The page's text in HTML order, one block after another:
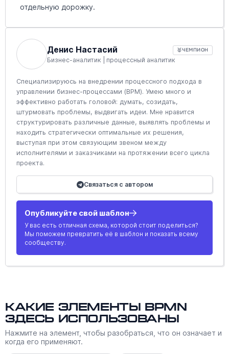
отдельную дорожку.
Денис Настасий 🥇ЧЕМПИОН
Бизнес-аналитик | процессный аналитик
Специализируюсь на внедрении процессного подхода в
управлении бизнес-процессами (BPM). Умею много и
эффективно работать головой: думать, созидать,
штурмовать проблемы, выдвигать идеи. Мне нравится
структурировать различные данные, выявлять проблемы и
находить стратегически оптимальные их решения,
выступая при этом связующим звеном между
исполнителями и заказчиками на протяжении всего цикла
проекта.
Связаться с автором
Опубликуйте свой шаблон
У вас есть отличная схема, которой стоит поделиться?
Мы поможем превратить её в шаблон и показать всему
сообществу.
Какие элементы BPMN
здесь использованы
Нажмите на элемент, чтобы разобраться, что он означает и
когда его применяют.